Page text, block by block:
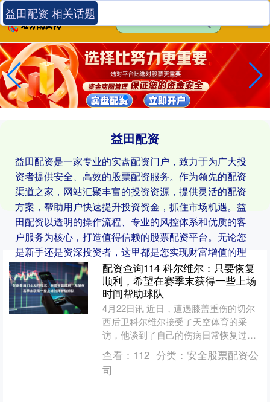
益田配资
益田配资是一家专业的实盘配资门户，致力于为广大投
资者提供安全、高效的股票配资服务。作为领先的配资
渠道之家，网站汇聚丰富的投资资源，提供灵活的配资
方案，帮助用户快速提升投资资金，抓住市场机遇。益
田配资以透明的操作流程、专业的风控体系和优质的客
户服务为核心，打造值得信赖的股票配资平台。无论您
是新手还是资深投资者，这里都是您实现财富增值的理
想选择。
益田配资 相关话题
配资查询114 科尔维尔：只要恢复
顺利，希望在赛季末获得一些上场
时间帮助球队
4月22日讯 近日，遭遇膝盖重伤的切尔
西后卫科尔维尔接受了天空体育的采
访，他谈到了自己的伤病日常恢复过
程。 对我们来说，这次探访特别令人激
动，能近距离看到你康复....
查看： 112 分类： 安全股票配资公
司